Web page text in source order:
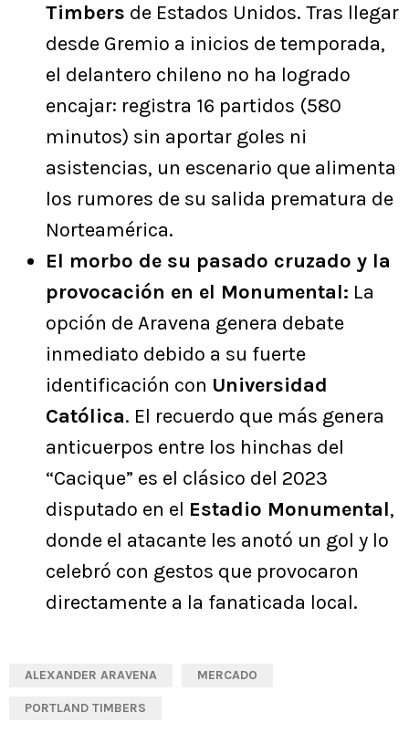
Timbers de Estados Unidos. Tras llegar
desde Gremio a inicios de temporada,
el delantero chileno no ha logrado
encajar: registra 16 partidos (580
minutos) sin aportar goles ni
asistencias, un escenario que alimenta
los rumores de su salida prematura de
Norteamérica.
El morbo de su pasado cruzado y la
provocación en el Monumental: La
opción de Aravena genera debate
inmediato debido a su fuerte
identificación con Universidad
Católica. El recuerdo que más genera
anticuerpos entre los hinchas del
“Cacique” es el clásico del 2023
disputado en el Estadio Monumental,
donde el atacante les anotó un gol y lo
celebró con gestos que provocaron
directamente a la fanaticada local.
ALEXANDER ARAVENA MERCADO
PORTLAND TIMBERS